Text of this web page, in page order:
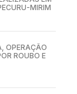
MIRIM
OPERAÇÃO
ROUBO E